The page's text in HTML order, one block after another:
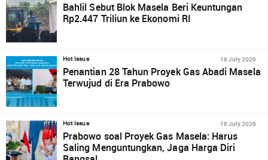
Bahlil Sebut Blok Masela Beri Keuntungan
Rp2.447 Triliun ke Ekonomi RI
Hot Issue 16 July 2026
Penantian 28 Tahun Proyek Gas Abadi Masela
Terwujud di Era Prabowo
Hot Issue 16 July 2026
Prabowo soal Proyek Gas Masela: Harus
Saling Menguntungkan, Jaga Harga Diri